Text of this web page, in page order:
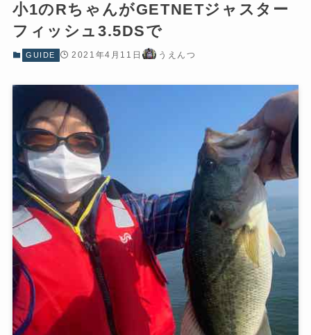
小1のRちゃんがGETNETジャスター
フィッシュ3.5DSで
GUIDE 2021年4月11日 うえんつ